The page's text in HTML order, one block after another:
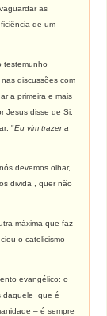
as
de um
testemunho
discussões com
a primeira e mais
Jesus disse de Si,
"Eu vim trazer a
devemos olhar,
divida , quer não
máxima que faz
o catolicismo
evangélico: o
daquele que é
– é sempre